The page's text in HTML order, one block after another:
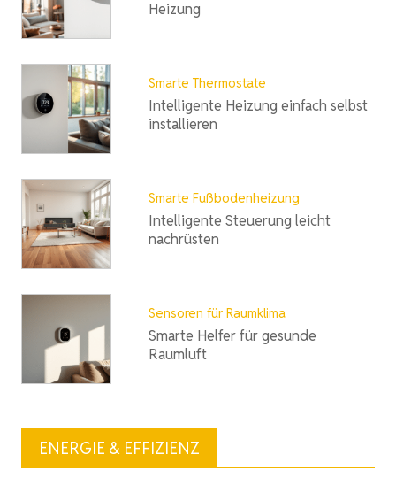
Heizung
Smarte Thermostate
Intelligente Heizung einfach selbst
installieren
Smarte Fußbodenheizung
Intelligente Steuerung leicht
nachrüsten
Sensoren für Raumklima
Smarte Helfer für gesunde
Raumluft
ENERGIE & EFFIZIENZ